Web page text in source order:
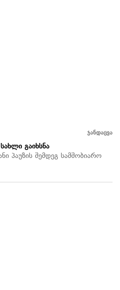
ჯანდაცვა
გაიხსნა
პაუზის შემდეგ სამშობიარო